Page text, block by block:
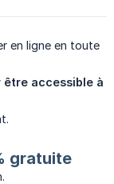
en ligne en toute
être accessible à
gratuite